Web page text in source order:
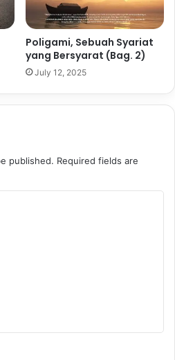
Poligami, Sebuah Syariat
yang Bersyarat (Bag. 2)
July 12, 2025
published. Required fields are